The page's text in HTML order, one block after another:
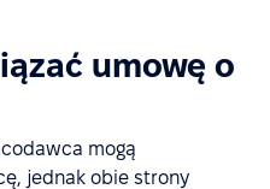
umowę o
mogą
jednak obie strony